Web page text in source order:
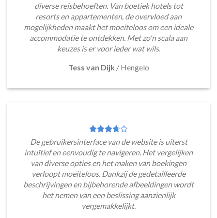
diverse reisbehoeften. Van boetiek hotels tot
resorts en appartementen, de overvloed aan
mogelijkheden maakt het moeiteloos om een ideale
accommodatie te ontdekken. Met zo'n scala aan
keuzes is er voor ieder wat wils.
Tess van Dijk / Hengelo
De gebruikersinterface van de website is uiterst
intuïtief en eenvoudig te navigeren. Het vergelijken
van diverse opties en het maken van boekingen
verloopt moeiteloos. Dankzij de gedetailleerde
beschrijvingen en bijbehorende afbeeldingen wordt
het nemen van een beslissing aanzienlijk
vergemakkelijkt.